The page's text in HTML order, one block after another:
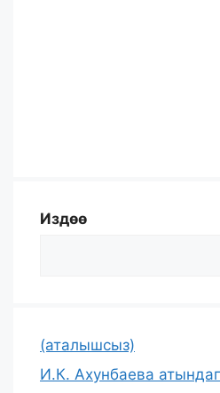
Издөө
(аталышсыз)
И.К. Ахунбаева